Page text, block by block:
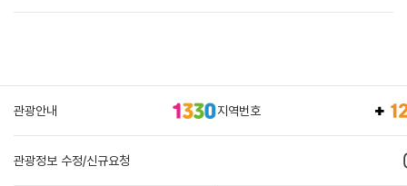
관광안내 지역번호
관광정보 수정/신규요청